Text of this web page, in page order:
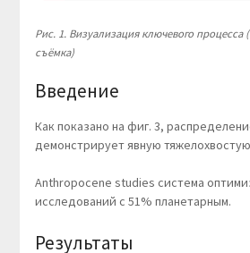
Рис. 1. Визуализация ключевого процесса
съёмка)
Введение
Как показано на фиг. 3,
демонстрирует явную
Anthropocene studies система
исследований с 51% планетарным.
Результаты